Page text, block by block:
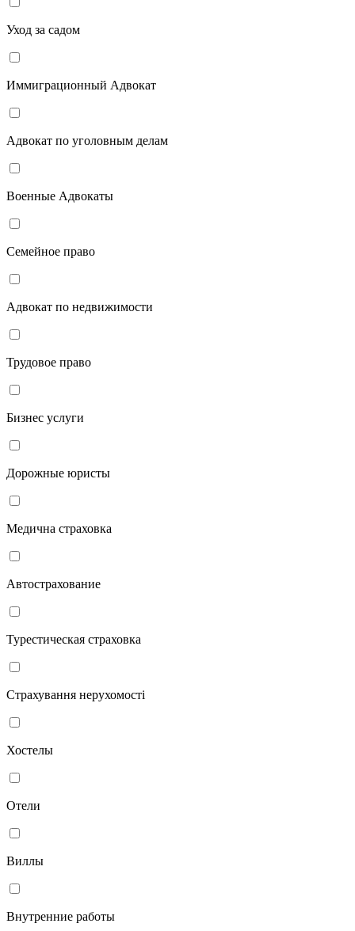
Уход за садом
Иммиграционный Адвокат
Адвокат по уголовным делам
Военные Адвокаты
Семейное право
Адвокат по недвижимости
Трудовое право
Бизнес услуги
Дорожные юристы
Медична страховка
Автострахование
Турестическая страховка
Страхування нерухомості
Хостелы
Отели
Виллы
Внутренние работы